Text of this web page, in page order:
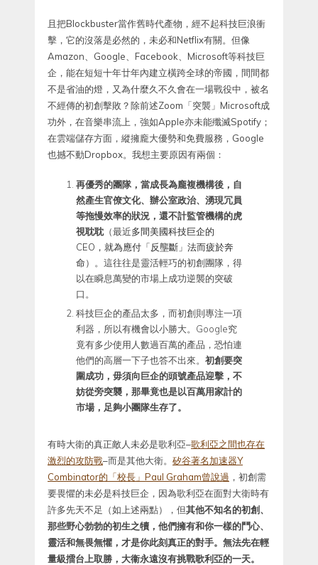
且把Blockbuster當作舊時代產物，經不起科技巨浪衝
擊，它的沒落是必然的，未必和Netflix有關。但像
Amazon、Google、Facebook、Microsoft等科技巨
企，能在短短十年廿年內建立橫跨全球的帝國，間間都
不是省油的燈，又為什麼久不久會在一場戰役中，被名
不經傳的初創擊敗？除前述Zoom「突襲」Microsoft成
功外，在音樂串流上，強如Apple亦未能殲滅Spotify；
在雲端儲存方面，縱擁龐大優勢和免費服務，Google
也撼不動Dropbox。我想主要原因有兩個：
再優秀的團隊，當成長為龐複機構後，自
然產生官僚文化、辦公室政治、湧現冗員
等拖慢效率的狀況，還不計監管機構的虎
視耽耽（最近多間美國科技巨企的
CEO，就為應付「反壟斷」法而疲於奔
命）。這往往是靈活輕巧的初創團隊，得
以在瞬息萬變的市場上成功逆襲的突破
口。
科技巨企的產品太多，而初創則專注一項
利器，所以有機會以小勝大。Google究
竟有多少使用人數過百萬的產品，恐怕連
他們的高層一下子也答不出來。 初創要突
圍成功，毋須向巨企的頭號產品迎擊，不
妨從旁突襲，那畢竟也是以百萬用家計的
市場，足夠小團隊生存了。
有時大衛的真正敵人未必是歌利亞–歌利亞之間也存在
激烈的攻防戰–而是其他大衛。 矽谷著名加速器Y
Combinator的「校長」Paul Graham曾說過 ，初創需
要畏懼的未必是科技巨企，因為歌利亞在面對大衛時有
許多先天不足（如上述兩點），但其他不知名的初創、
那些野心勃勃的初生之犢，他們擁有和你一樣的鬥心、
靈活和無畏無懼，才是你此刻真正的對手。無法先在輕
量級擂台上取勝，大衞永遠沒有挑戰歌利亞的一天。